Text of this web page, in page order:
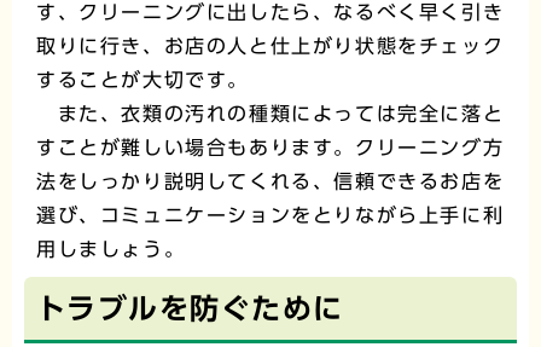
す、クリーニングに出したら、なるべく早く引き
取りに行き、お店の人と仕上がり状態をチェック
することが大切です。
また、衣類の汚れの種類によっては完全に落と
すことが難しい場合もあります。クリーニング方
法をしっかり説明してくれる、信頼できるお店を
選び、コミュニケーションをとりながら上手に利
用しましょう。
トラブルを防ぐために